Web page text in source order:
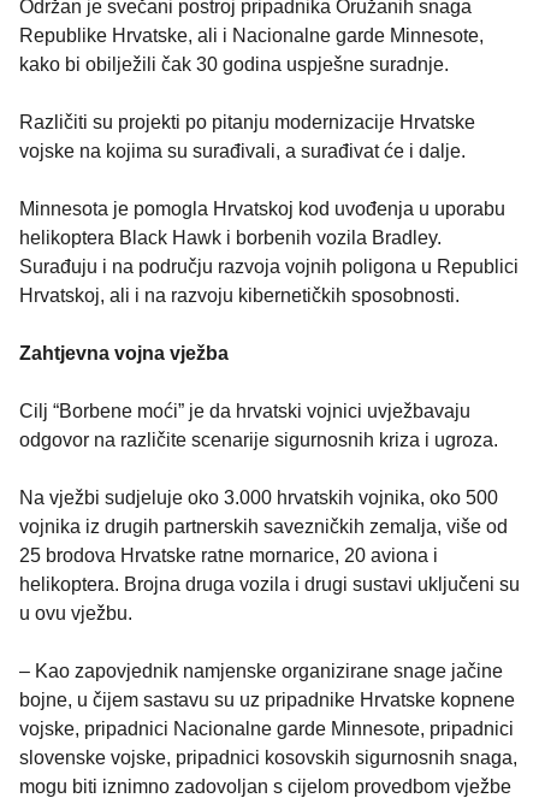
Održan je svečani postroj pripadnika Oružanih snaga
Republike Hrvatske, ali i Nacionalne garde Minnesote,
kako bi obilježili čak 30 godina uspješne suradnje.
Različiti su projekti po pitanju modernizacije Hrvatske
vojske na kojima su surađivali, a surađivat će i dalje.
Minnesota je pomogla Hrvatskoj kod uvođenja u uporabu
helikoptera Black Hawk i borbenih vozila Bradley.
Surađuju i na području razvoja vojnih poligona u Republici
Hrvatskoj, ali i na razvoju kibernetičkih sposobnosti.
Zahtjevna vojna vježba
Cilj “Borbene moći” je da hrvatski vojnici uvježbavaju
odgovor na različite scenarije sigurnosnih kriza i ugroza.
Na vježbi sudjeluje oko 3.000 hrvatskih vojnika, oko 500
vojnika iz drugih partnerskih savezničkih zemalja, više od
25 brodova Hrvatske ratne mornarice, 20 aviona i
helikoptera. Brojna druga vozila i drugi sustavi uključeni su
u ovu vježbu.
– Kao zapovjednik namjenske organizirane snage jačine
bojne, u čijem sastavu su uz pripadnike Hrvatske kopnene
vojske, pripadnici Nacionalne garde Minnesote, pripadnici
slovenske vojske, pripadnici kosovskih sigurnosnih snaga,
mogu biti iznimno zadovoljan s cijelom provedbom vježbe